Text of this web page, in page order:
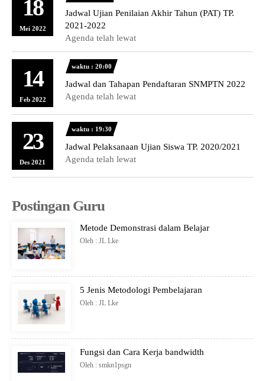
18
Mei 2022
Jadwal Ujian Penilaian Akhir Tahun (PAT) TP.
2021-2022
Agenda telah lewat
14
Feb 2022
waktu : 20:00
Jadwal dan Tahapan Pendaftaran SNMPTN 2022
Agenda telah lewat
23
Des 2021
waktu : 19:30
Jadwal Pelaksanaan Ujian Siswa TP. 2020/2021
Agenda telah lewat
Postingan Guru
Metode Demonstrasi dalam Belajar
Oleh : JL Lke
5 Jenis Metodologi Pembelajaran
Oleh : JL Lke
Fungsi dan Cara Kerja bandwidth
Oleh : smkn1psgn